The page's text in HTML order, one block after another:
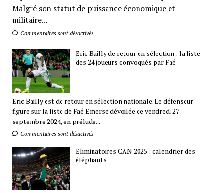
Malgré son statut de puissance économique et
militaire...
Commentaires sont désactivés
Eric Bailly de retour en sélection : la liste
des 24 joueurs convoqués par Faé
Eric Bailly est de retour en sélection nationale. Le défenseur
figure sur la liste de Faé Emerse dévoilée ce vendredi 27
septembre 2024, en prélude...
Commentaires sont désactivés
Eliminatoires CAN 2025 : calendrier des
éléphants